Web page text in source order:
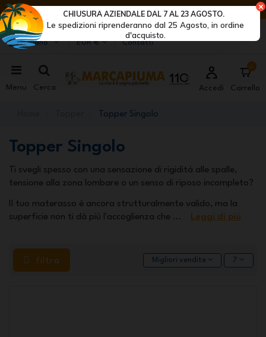
ULTIMI GIORNI DI SCONTI: AFFRETTATI! >
Marcapiuma| Produttori di materassi, cuscini e reti
Italiano
EUR € Contatti
Menu Cerca Accedi
0
Carrello
Topper Singolo
Topper Singolo
Ti svegli spesso con una sensazione di rigidità alle spalle,
tensione alla zona lombare o un senso di riposo incompleto?
Il tuo materasso è ancora strutturalmente valido, ma la
superficie non ti dà più l'accoglienza che ... Leggi di più
filtra Migliori vendite 7
Le spedizioni riprenderanno dal 25 Agosto, in ordine
d'acquisto.
CHIUSURA AZIENDALE DAL 7 AL 23 AGOSTO.